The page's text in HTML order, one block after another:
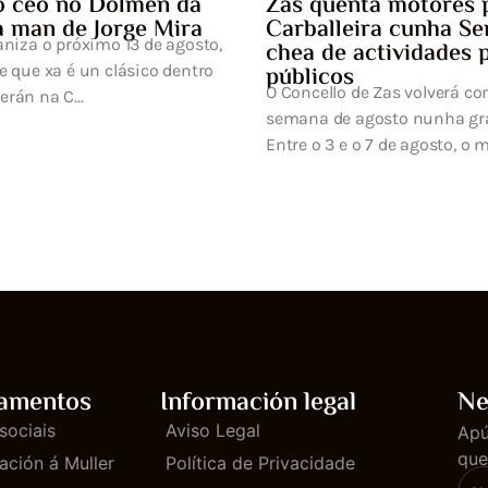
Semana Cultural
para todos os
converter a primeira
á Muller
Información legal
Aviso Legal
Política de Privacidade